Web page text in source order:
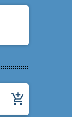
add_shopping_cart